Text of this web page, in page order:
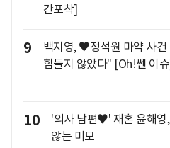
간포착]
9
백지영, ♥정석원 마약 사건
힘들지 않았다" [Oh!쎈 이
10
'의사 남편♥' 재혼 윤해영
않는 미모